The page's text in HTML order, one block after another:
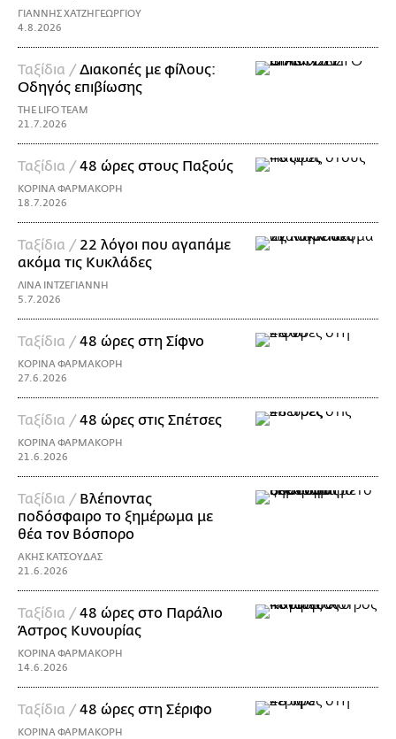
ΓΙΑΝΝΗΣ ΧΑΤΖΗΓΕΩΡΓΙΟΥ
4.8.2026
Ταξίδια /Διακοπές με φίλους:
Οδηγός επιβίωσης
THE LIFO TEAM
21.7.2026
Ταξίδια /48 ώρες στους Παξούς
ΚΟΡΙΝΑ ΦΑΡΜΑΚΟΡΗ
18.7.2026
Ταξίδια / 22 λόγοι που αγαπάμε
ακόμα τις Κυκλάδες
ΛΙΝΑ ΙΝΤΖΕΓΙΑΝΝΗ
5.7.2026
Ταξίδια /48 ώρες στη Σίφνο
ΚΟΡΙΝΑ ΦΑΡΜΑΚΟΡΗ
27.6.2026
Ταξίδια /48 ώρες στις Σπέτσες
ΚΟΡΙΝΑ ΦΑΡΜΑΚΟΡΗ
21.6.2026
Ταξίδια / Βλέποντας
ποδόσφαιρο το ξημέρωμα με
θέα τον Βόσπορο
ΑΚΗΣ ΚΑΤΣΟΥΔΑΣ
21.6.2026
Ταξίδια /48 ώρες στο Παράλιο
Άστρος Κυνουρίας
ΚΟΡΙΝΑ ΦΑΡΜΑΚΟΡΗ
14.6.2026
Ταξίδια /48 ώρες στη Σέριφο
ΚΟΡΙΝΑ ΦΑΡΜΑΚΟΡΗ